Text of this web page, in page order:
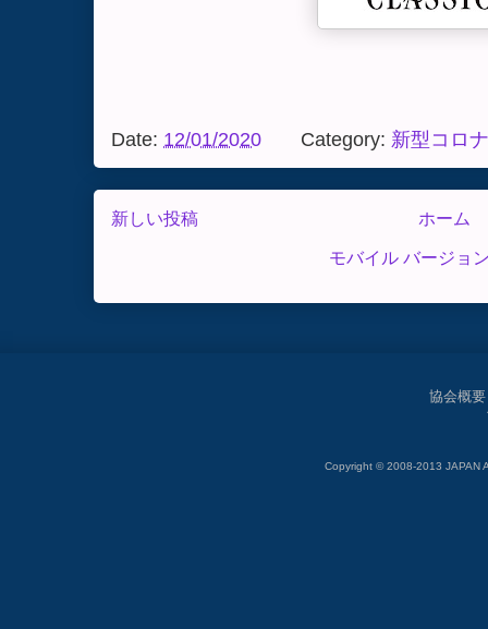
Date: 12/01/2020 Category: 新型コロ
新しい投稿 ホーム
モバイル バージョ
協会概要
Copyright © 2008-2013 JAPAN